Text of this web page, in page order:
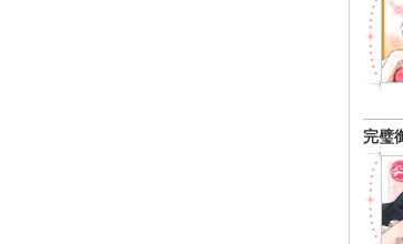
完璧